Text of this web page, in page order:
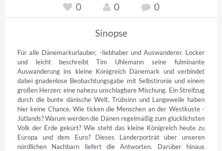
0 0 0
Sinopse
Für alle Dänemarkurlauber, -liebhaber und Auswanderer. Locker
und leicht beschreibt Tim Uhlemann seine ­fulminante
Auswanderung ins kleine Königreich ­Dänemark und verbindet
dabei gnadenlose Beobachtungsgabe mit Selbstironie und einem
großen Herzen: eine nahezu ­unschlagbare Mischung. Ein Streifzug
durch die bunte dänische Welt, Trübsinn und Langeweile haben
hier keine Chance. Wie ticken die Menschen an der Westküste ­
Jütlands? Warum werden die Dänen regelmäßig zum glücklichsten
Volk der Erde gekürt? Wie steht das kleine Königreich heute zu
Europa und dem Euro? Dieses Länderporträt über unseren
nördlichen Nachbarn liefert die Antworten. Darüber hinaus